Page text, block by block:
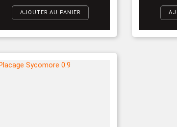
AJOUTER AU PANIER